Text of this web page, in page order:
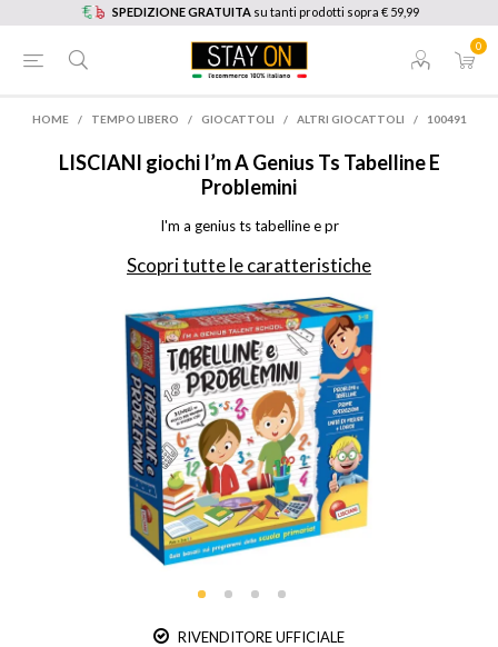
SPEDIZIONE GRATUITA su tanti prodotti sopra € 59,99
0
HOME / TEMPO LIBERO / GIOCATTOLI / ALTRI GIOCATTOLI / 100491
LISCIANI giochi I’m A Genius Ts Tabelline E
Problemini
I'm a genius ts tabelline e pr
Scopri tutte le caratteristiche
RIVENDITORE UFFICIALE